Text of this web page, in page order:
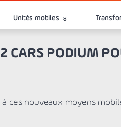
Unités mobiles
2 CARS PODIUM
à ces nouveaux moyens